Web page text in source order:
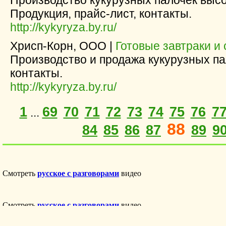
Продукция, прайс-лист, контакты.
http://kykyryza.by.ru/
Хрисп-Корн, ООО | Готовые завтраки и
Производство и продажа кукурузных
контакты.
http://kykyryza.by.ru/
1... 69 70 71 72 73 74 75 76
84 85 86 87 88 89